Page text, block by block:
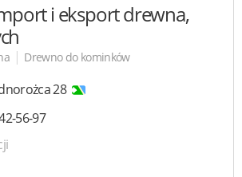
i eksport drewna,
| Drewno do kominków
28
56-97